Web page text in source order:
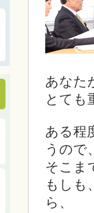
あなた
とても
ある程
うので
そこま
もしも
ら、